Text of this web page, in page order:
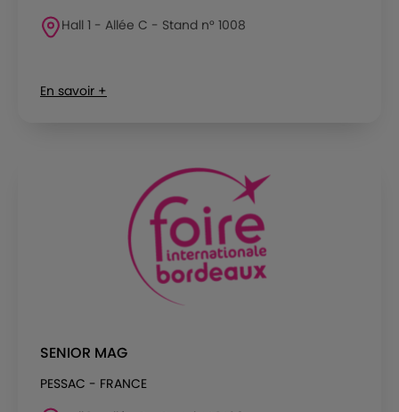
Hall 1 - Allée C - Stand n° 1008
En savoir +
SENIOR MAG
PESSAC - FRANCE